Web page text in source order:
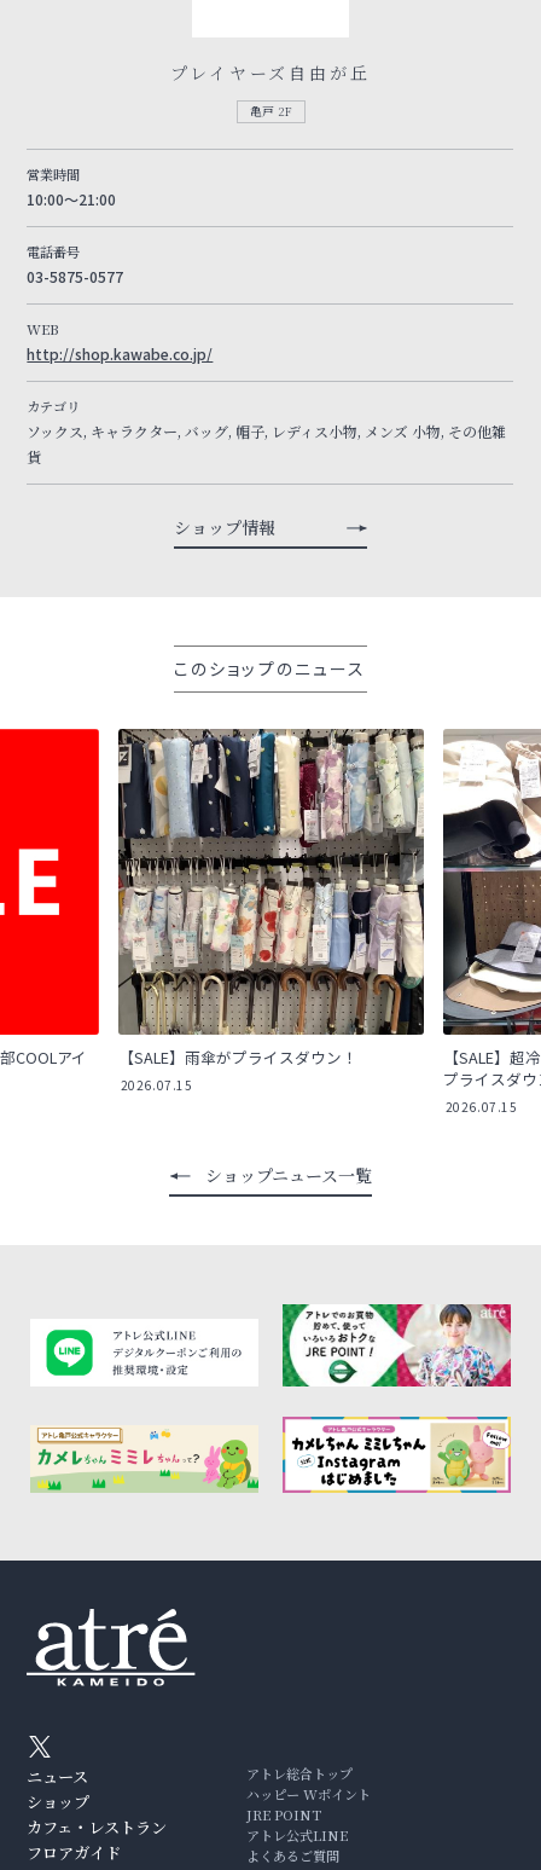
プレイヤーズ自由が丘
亀戸 2F
営業時間
10:00～21:00
電話番号
03-5875-0577
WEB
http://shop.kawabe.co.jp/
カテゴリ
ソックス, キャラクター, バッグ, 帽子, レディス小物, メンズ 小物, その他雑
貨
ショップ情報
このショップのニュース
COOLアイ 【SALE】雨傘がプライスダウン！
2026.07.15
【SALE】超
プライスダ
2026.07.15
ショップニュース一覧
ニュース
ショップ
カフェ・レストラン
フロアガイド
アトレ総合トップ
ハッピー Wポイント
JRE POINT
アトレ公式LINE
よくあるご質問